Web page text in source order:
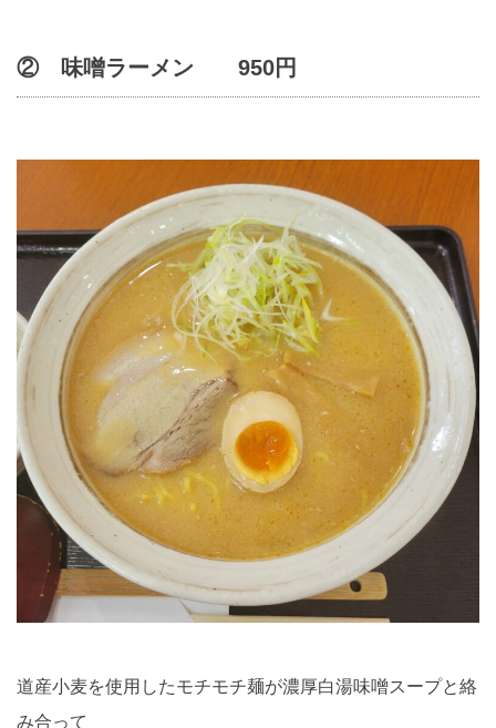
② 味噌ラーメン 950円
道産小麦を使用したモチモチ麺が濃厚白湯味噌スープと絡
み合って